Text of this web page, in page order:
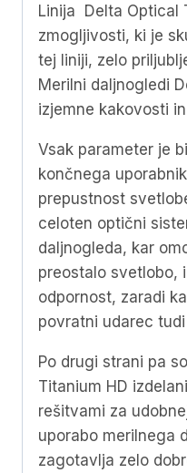
2449
)
količina
Linija Delta Optical
zmogljivosti, ki je
tej liniji, zelo
Merilni daljnogledi
izjemne kakovosti
Vsak parameter je
končnega
prepustnost
celoten optični
daljnogleda, kar
preostalo svetlobo,
odpornost, zaradi
povratni udarec
Po drugi strani pa
Titanium HD
rešitvami za
uporabo merilnega
zagotavlja zelo